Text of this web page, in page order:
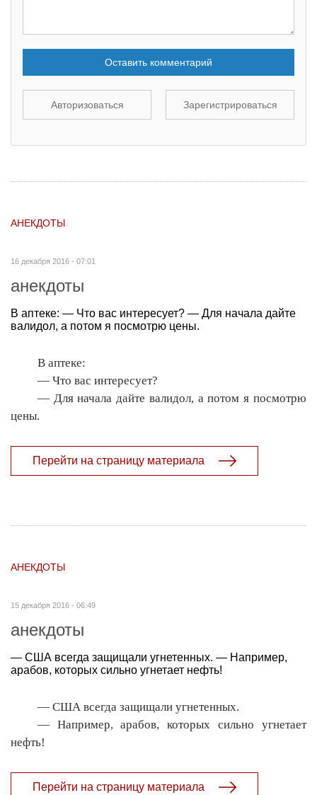
Оставить комментарий
Авторизоваться Зарегистрироваться
АНЕКДОТЫ
16 декабря 2016 - 07:01
анекдоты
В аптеке: — Что вас интересует? — Для начала дайте
валидол, а потом я посмотрю цены.
В аптеке:
— Что вас интересует?
— Для начала дайте валидол, а потом я посмотрю
цены.
Перейти на страницу материала
АНЕКДОТЫ
15 декабря 2016 - 06:49
анекдоты
— США всегда защищали угнетенных. — Например,
арабов, которых сильно угнетает нефть!
— США всегда защищали угнетенных.
— Например, арабов, которых сильно угнетает
нефть!
Перейти на страницу материала